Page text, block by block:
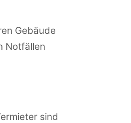
Gebäude
Notfällen
sind